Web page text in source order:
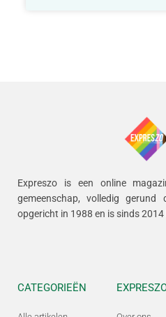
Expreszo is een online
gemeenschap, volledig gerund
opgericht in 1988 en is sinds
CATEGORIEËN